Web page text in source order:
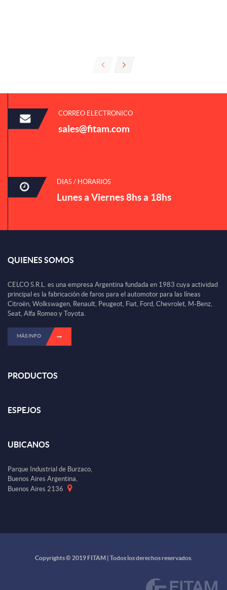
CORREO ELECTRONICO
sales@fitam.com
DIAS / HORARIOS
Lunes a Viernes 8hs a 18hs
QUIENES SOMOS
CELCO S.R.L. es una empresa Argentina fundada en 1983 cuya actividad
principal es la fabricación de faros para el automotor para las líneas
Citroën, Wolkswagen, Renault, Peugeot, Fiat, Ford, Chevrolet, M-Benz,
Seat, Alfa Romeo y Toyota.
MÁS INFO
PRODUCTOS
ESPEJOS
UBICANOS
Parque Industrial de Burzaco,
Buenos Aires Argentina,
Buenos Aires 2136
Copyrights © 2019 FITAM | Todos los derechos reservados.